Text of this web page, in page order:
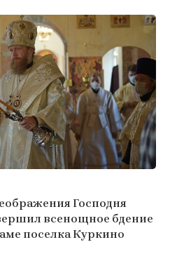
Господня
всенощное бдение
поселка Куркино